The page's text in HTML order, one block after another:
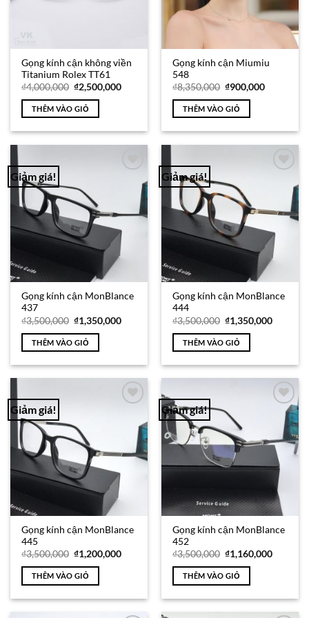
Gọng kính cận không viền
Titanium Rolex TT61
₫4,000,000 Giá
gốc
là:
₫4,000,000.
₫2,500,000Giá
THÊM VÀO GIỎ
Gọng kính cận Miumiu
548
₫8,350,000 Giá
là:
₫8,350,000.
₫900,000Giá
THÊM VÀO GIỎ
Giảm giá!
Gọng kính cận MonBlance
437
₫3,500,000 Giá
gốc
là:
₫3,500,000.
₫1,350,000Giá
THÊM VÀO GIỎ
Giảm giá!
Gọng kính cận MonBlance
444
₫3,500,000 Giá
gốc
là:
₫3,500,000.
₫1,350,000Giá
THÊM VÀO GIỎ
Giảm giá!
Gọng kính cận MonBlance
445
₫3,500,000 Giá
gốc
là:
₫3,500,000.
₫1,200,000Giá
THÊM VÀO GIỎ
Giảm giá!
Add to
Wishlist
Gọng kính cận MonBlance
452
₫3,500,000 Giá
gốc
là:
₫3,500,000.
₫1,160,000Giá
THÊM VÀO GIỎ